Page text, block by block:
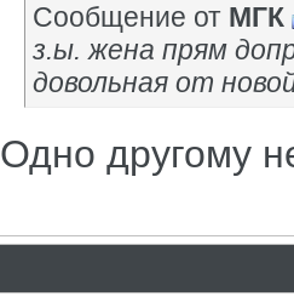
Сообщение от МГК
з.ы. жена прям
довольная от
Одно другому